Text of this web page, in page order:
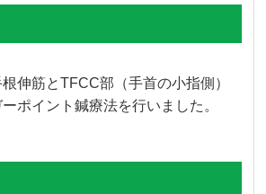
伸筋とTFCC部（手首の小指側）
ポイント鍼療法を行いました。